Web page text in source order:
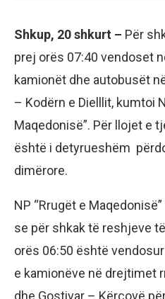
Shkup, 20 shkurt – Për
prej orës 07:40 vendoset
kamionët dhe autobusët
– Kodërn e Dielllit, kumtoi
Maqedonisë”. Për llojet e
është i detyrueshëm
dimërore.
NP “Rrugët e
se për shkak të reshjeve
orës 06:50 është
e kamionëve në drejtimet
dhe Gostivar – Kërçovë